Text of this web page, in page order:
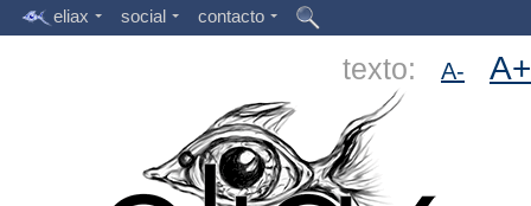
eliax social contacto
texto: A- A+